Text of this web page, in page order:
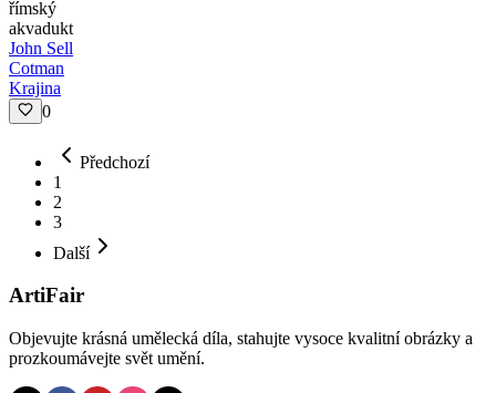
římský
akvadukt
John Sell
Cotman
Krajina
0
Předchozí
1
2
3
Další
ArtiFair
Objevujte krásná umělecká díla, stahujte vysoce kvalitní obrázky a
prozkoumávejte svět umění.